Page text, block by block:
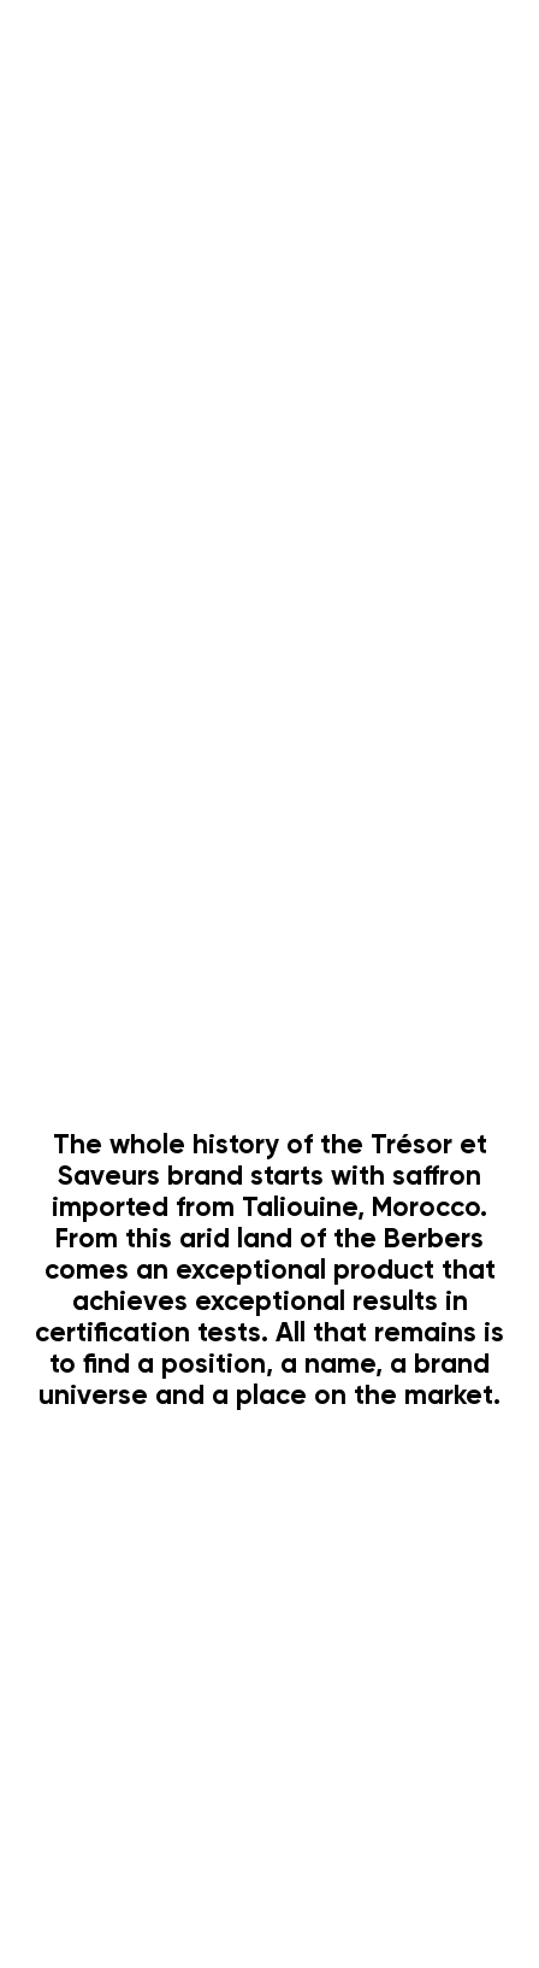
The whole history of the Trésor et
Saveurs brand starts with saffron
imported from Taliouine, Morocco.
From this arid land of the Berbers
comes an exceptional product that
achieves exceptional results in
certification tests. All that remains is
to find a position, a name, a brand
universe and a place on the market.